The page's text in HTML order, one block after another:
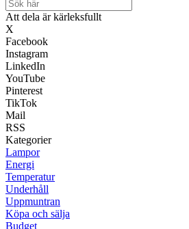
Att dela är kärleksfullt
X
Facebook
Instagram
LinkedIn
YouTube
Pinterest
TikTok
Mail
RSS
Kategorier
Lampor
Energi
Temperatur
Underhåll
Uppmuntran
Köpa och sälja
Budget